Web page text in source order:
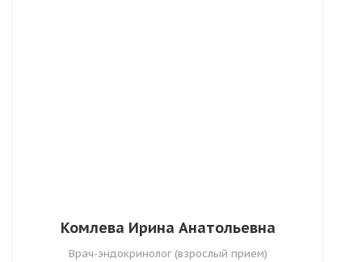
Комлева Ирина Анатольевна
Врач-эндокринолог (взрослый прием)